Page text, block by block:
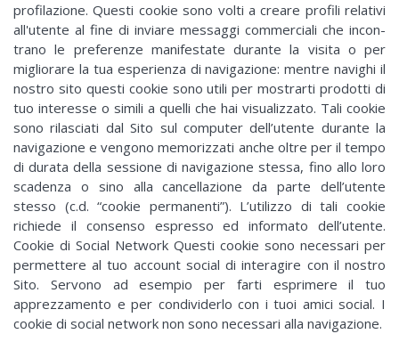
profilazione. Questi cookie sono volti a creare profili relativi
all'utente al fine di inviare messaggi commerciali che incon-
trano le preferenze manifestate durante la visita o per
migliorare la tua esperienza di navigazione: mentre navighi il
nostro sito questi cookie sono utili per mostrarti prodotti di
tuo interesse o simili a quelli che hai visualizzato. Tali cookie
sono rilasciati dal Sito sul computer dell’utente durante la
navigazione e vengono memorizzati anche oltre per il tempo
di durata della sessione di navigazione stessa, fino allo loro
scadenza o sino alla cancellazione da parte dell’utente
stesso (c.d. “cookie permanenti”). L’utilizzo di tali cookie
richiede il consenso espresso ed informato dell’utente.
Cookie di Social Network Questi cookie sono necessari per
permettere al tuo account social di interagire con il nostro
Sito. Servono ad esempio per farti esprimere il tuo
apprezzamento e per condividerlo con i tuoi amici social. I
cookie di social network non sono necessari alla navigazione.